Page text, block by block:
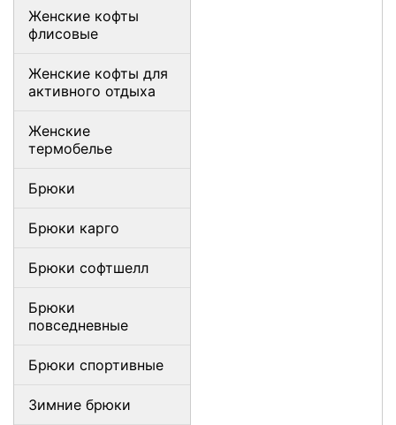
Женские кофты
флисовые
Женские кофты для
активного отдыха
Женские
термобелье
Брюки
Брюки карго
Брюки софтшелл
Брюки
повседневные
Брюки спортивные
Зимние брюки